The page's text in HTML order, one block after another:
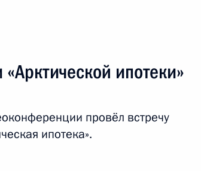
ипотеки»
провёл встречу
ипотека».